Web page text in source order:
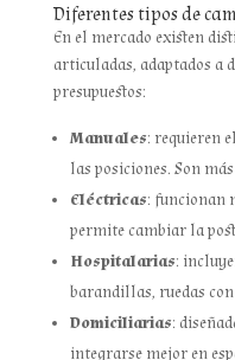
Diferentes tipos de
En el mercado existen
articuladas, adaptados a
presupuestos:
Manuales: requieren
las posiciones. Son
Eléctricas: funcionan
permite cambiar la
Hospitalarias:
barandillas, ruedas
Domiciliarias:
integrarse mejor en